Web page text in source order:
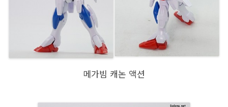
메가빔 캐논 액션